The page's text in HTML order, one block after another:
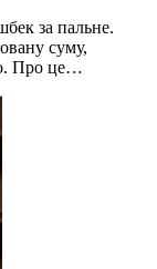
за пальне.
суму,
Про це…